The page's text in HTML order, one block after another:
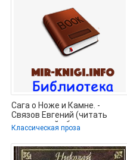
Сага о Ноже и Камне. -
Связов Евгений (читать
книги онлайн бесплатно
Классическая проза